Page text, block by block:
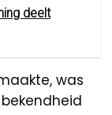
deelt
was